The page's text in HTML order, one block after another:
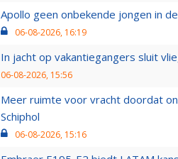
Apollo geen onbekende jongen in
06-08-2026, 16:19
In jacht op vakantiegangers sluit
06-08-2026, 15:56
Meer ruimte voor vracht doordat
Schiphol
06-08-2026, 15:16